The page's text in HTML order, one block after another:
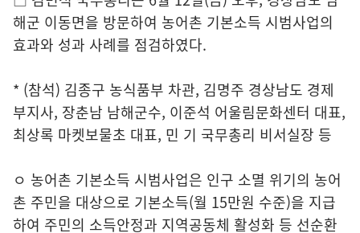
해군 이동면을 방문하여 농어촌 기본소득 시범사업의
효과와 성과 사례를 점검하였다.
* (참석) 김종구 농식품부 차관, 김명주 경상남도 경제
부지사, 장춘남 남해군수, 이준석 어울림문화센터 대표,
최상록 마켓보물초 대표, 민 기 국무총리 비서실장 등
ㅇ 농어촌 기본소득 시범사업은 인구 소멸 위기의 농어
촌 주민을 대상으로 기본소득(월 15만원 수준)을 지급
하여 주민의 소득안정과 지역공동체 활성화 등 선순환